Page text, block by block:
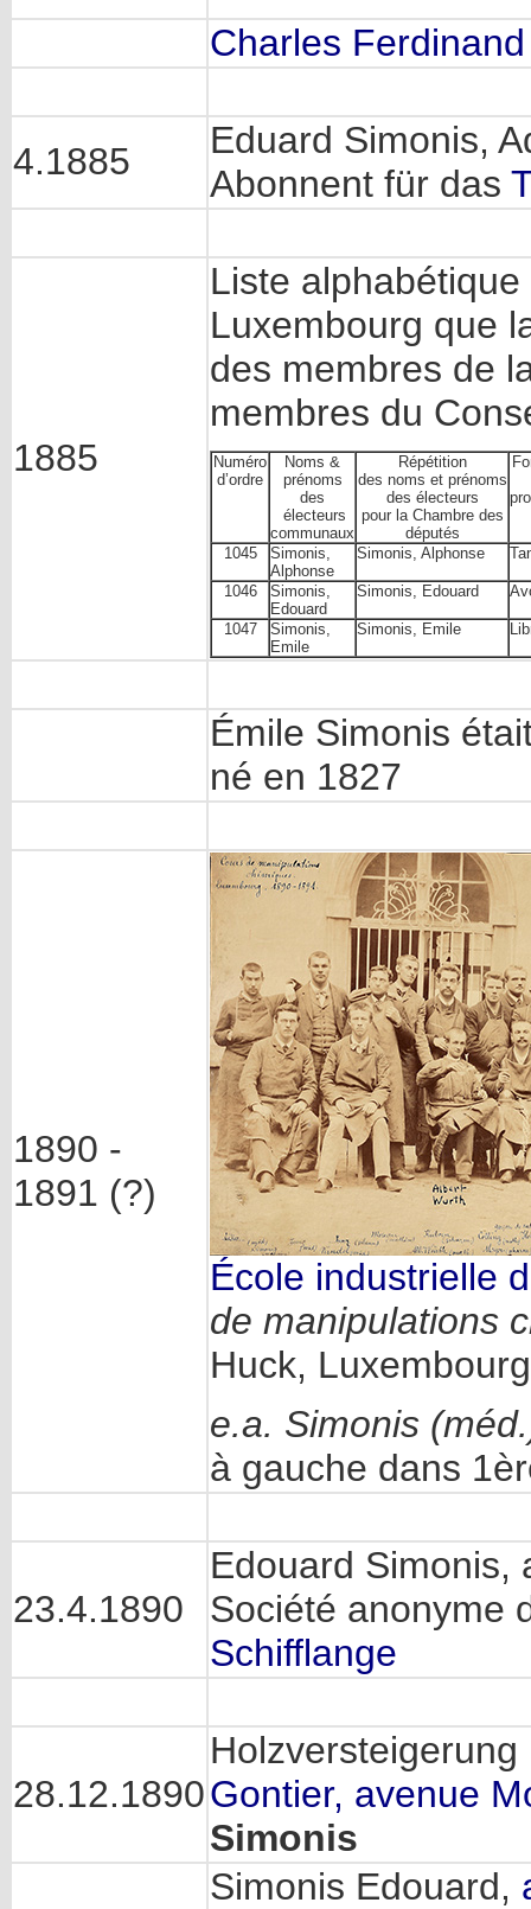
Charles
4.1885
Eduard Simonis,
Abonnent für das
1885
Liste
Luxembourg que
des membres de
membres du
Numéro
d’ordre
Noms &
prénoms
des
électeurs
communaux
Répétition
des noms et prénoms
des électeurs
pour la Chambre des
députés
1045
Simonis,
Alphonse
Simonis, Alphonse
1046
Simonis,
Edouard
Simonis, Edouard
1047
Simonis,
Emile
Simonis, Emile
Émile Simonis
né en 1827
1890 -
1891 (?)
École industrielle
de manipulations
Huck,
e.a. Simonis
à gauche dans
23.4.1890
Edouard Simonis,
Société anonyme
Schifflange
28.12.1890Gontier, avenue
Simonis
Simonis Edouard,